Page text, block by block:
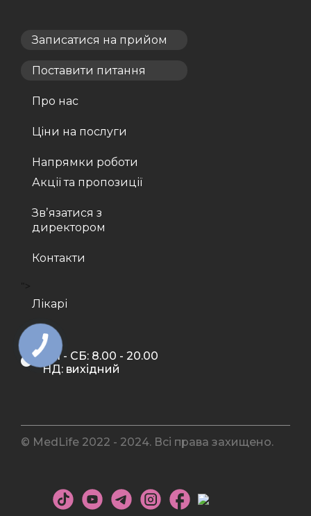
Записатися на прийом
Поставити питання
Про нас
Ціни на послуги
Напрямки роботи
Акції та пропозиції
Звʼязатися з
директором
Контакти
Лікарі
ПН - СБ: 8.00 - 20.00
НД: вихідний
© MedLife 2022 - 2024. Всі права захищено.